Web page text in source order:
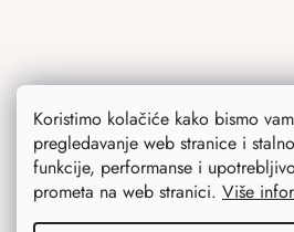
Koristimo kolačiće kako bismo
pregledavanje web stranice i
funkcije, performanse i
prometa na web stranici. Više
Ono što vas
Noviteti